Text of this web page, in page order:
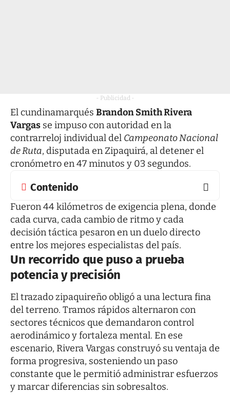
- Publicidad -
El cundinamarqués Brandon Smith Rivera
Vargas se impuso con autoridad en la
contrarreloj individual del Campeonato Nacional
de Ruta, disputada en Zipaquirá, al detener el
cronómetro en 47 minutos y 03 segundos.
Contenido
Fueron 44 kilómetros de exigencia plena, donde
cada curva, cada cambio de ritmo y cada
decisión táctica pesaron en un duelo directo
entre los mejores especialistas del país.
Un recorrido que puso a prueba
potencia y precisión
El trazado zipaquireño obligó a una lectura fina
del terreno. Tramos rápidos alternaron con
sectores técnicos que demandaron control
aerodinámico y fortaleza mental. En ese
escenario, Rivera Vargas construyó su ventaja de
forma progresiva, sosteniendo un paso
constante que le permitió administrar esfuerzos
y marcar diferencias sin sobresaltos.